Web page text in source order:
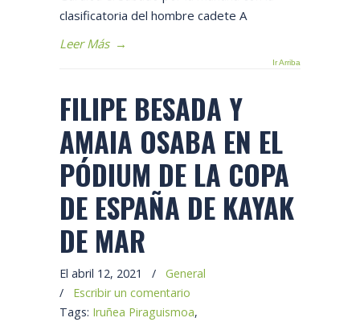
clasificatoria del hombre cadete A
Leer Más →
Ir Arriba
FILIPE BESADA Y
AMAIA OSABA EN EL
PÓDIUM DE LA COPA
DE ESPAÑA DE KAYAK
DE MAR
El abril 12, 2021 /
General
/ Escribir un comentario
Tags: Iruñea Piraguismoa,